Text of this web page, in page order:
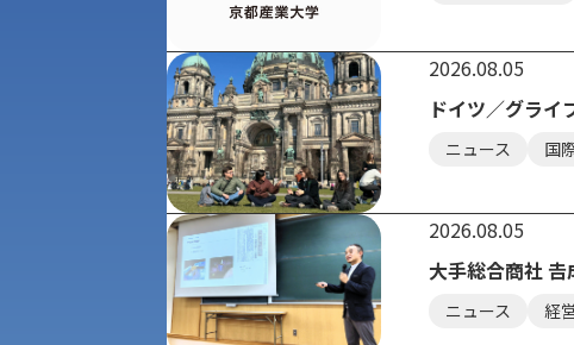
2026.08.05
ドイツ／グライ
ニュース 国
2026.08.05
大手総合商社
ニュース 経